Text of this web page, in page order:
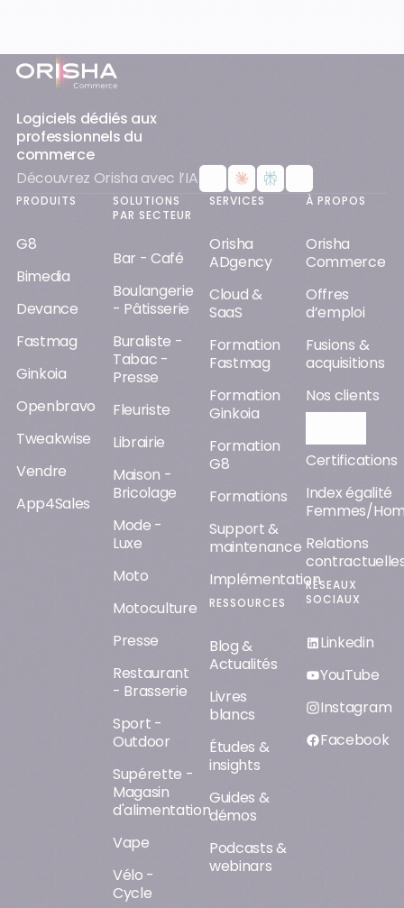
Pied-de-page
Logiciels dédiés aux
professionnels du
commerce
Découvrez Orisha avec l’IA
PRODUITS
G8
Bimedia
Devance
Fastmag
Ginkoia
Openbravo
Tweakwise
Vendre
App4Sales
SOLUTIONS
PAR SECTEUR
Bar - Café
Boulangerie
- Pâtisserie
Buraliste -
Tabac -
Presse
Fleuriste
Librairie
Maison -
Bricolage
Mode -
Luxe
Moto
Motoculture
Presse
Restaurant
- Brasserie
Sport -
Outdoor
Supérette -
Magasin
d'alimentation
Vape
Vélo -
Cycle
SERVICES
Orisha
ADgency
Cloud &
SaaS
Formation
Fastmag
Formation
Ginkoia
Formation
G8
Formations
Support &
maintenance
Implémentation
RESSOURCES
Blog &
Actualités
Livres
blancs
Études &
insights
Guides &
démos
Podcasts &
webinars
À PROPOS
Orisha
Commerce
Offres
d’emploi
Fusions &
acquisitions
Nos clients
Certifications
Index égalité
Femmes/
Relations
RÉSEAUX
SOCIAUX
Linkedin
YouTube
Instagram
Facebook